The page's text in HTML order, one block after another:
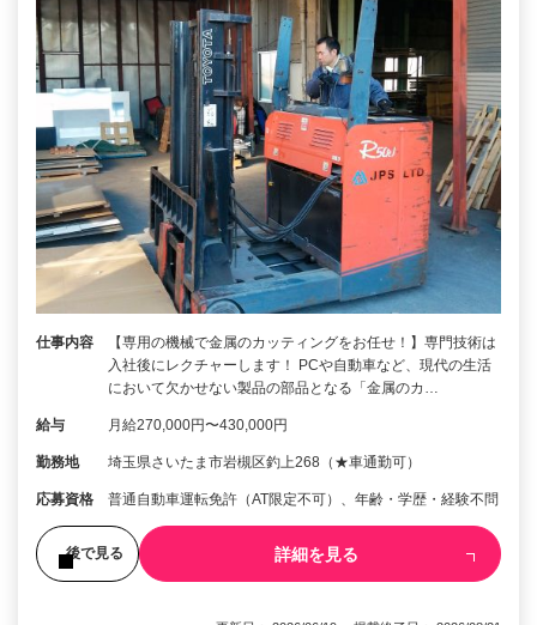
仕事内容
【専用の機械で金属のカッティングをお任せ！】専門技術は
入社後にレクチャーします！ PCや自動車など、現代の生活
において欠かせない製品の部品となる「金属のカ…
給与 月給270,000円〜430,000円
勤務地 埼玉県さいたま市岩槻区釣上268（★車通勤可）
応募資格 普通自動車運転免許（AT限定不可）、年齢・学歴・経験不問
後で見る 詳細を見る